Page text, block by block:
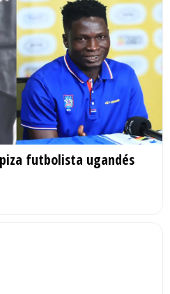
futbolista ugandés